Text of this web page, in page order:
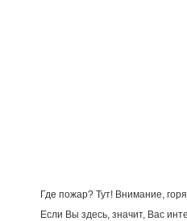
Где пожар? Тут! Внимание,
Если Вы здесь, значит, Вас